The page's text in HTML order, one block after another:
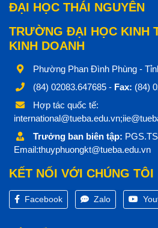
ĐẠI HỌC THÁI NGUYÊN
TRƯỜNG ĐẠI HỌC KINH
KINH DOANH
Phường Phan Đình Phùng -
(84) 02083.647685 - Fax: (84)
Hợp tác quốc tế:
Trưởng ban biên tập:
Email:thuyphuongkt@tueba.edu.vn
KẾT NỐI VỚI CHÚNG TÔI
Facebook Zalo